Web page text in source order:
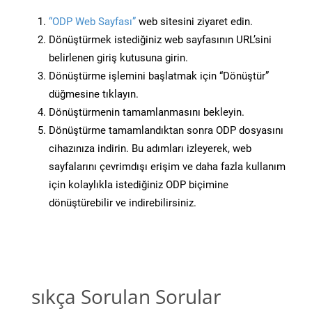
“ODP Web Sayfası” web sitesini ziyaret edin.
Dönüştürmek istediğiniz web sayfasının URL’sini
belirlenen giriş kutusuna girin.
Dönüştürme işlemini başlatmak için “Dönüştür”
düğmesine tıklayın.
Dönüştürmenin tamamlanmasını bekleyin.
Dönüştürme tamamlandıktan sonra ODP dosyasını
cihazınıza indirin. Bu adımları izleyerek, web
sayfalarını çevrimdışı erişim ve daha fazla kullanım
için kolaylıkla istediğiniz ODP biçimine
dönüştürebilir ve indirebilirsiniz.
sıkça Sorulan Sorular